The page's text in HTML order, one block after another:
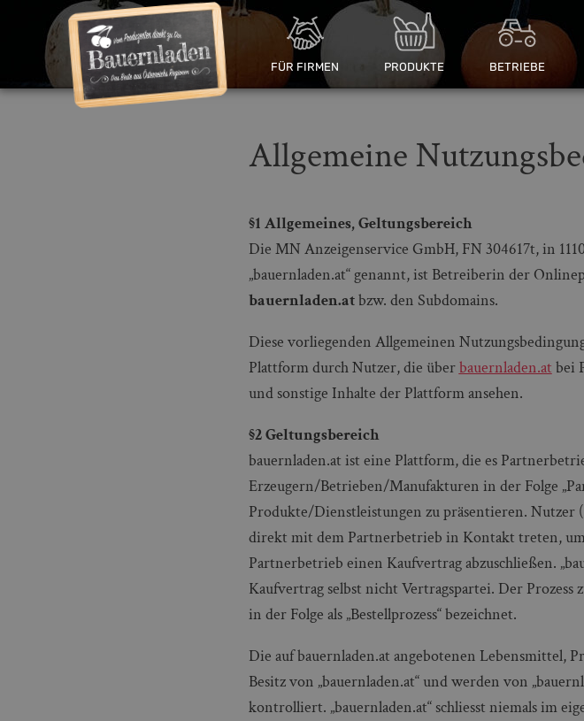
FÜR FIRMEN PRODUKTE BETRIEBE
Allgemeine
§1 Allgemeines, Geltungsbereich
Die MN Anzeigenservice GmbH, FN 304617t, in
„bauernladen.at“ genannt, ist Betreiberin der
bauernladen.atbzw. den Subdomains.
Diese vorliegenden Allgemeinen
Plattform durch Nutzer, die überbauernladen.at bei
und sonstige Inhalte der Plattform ansehen.
§2 Geltungsbereich
bauernladen.at ist eine Plattform, die es
Erzeugern/Betrieben/Manufakturen in der Folge
Produkte/Dienstleistungen zu präsentieren. Nutzer
direkt mit dem Partnerbetrieb in Kontakt treten,
Partnerbetrieb einen Kaufvertrag abzuschließen.
Kaufvertrag selbst nicht Vertragspartei. Der
in der Folge als „Bestellprozess“ bezeichnet.
Die auf bauernladen.at angebotenen Lebensmittel,
Besitz von „bauernladen.at“ und werden von
kontrolliert. „bauernladen.at“ schliesst niemals im